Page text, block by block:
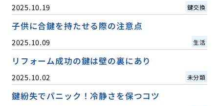
2025.10.19 鍵交換
子供に合鍵を持たせる際の注意点
2025.10.09 生活
リフォーム成功の鍵は壁の裏にあり
2025.10.02 未分類
鍵紛失でパニック！冷静さを保つコツ